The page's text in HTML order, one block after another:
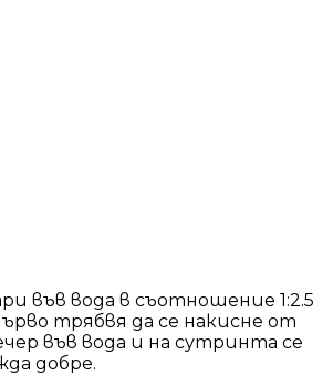
във вода в съотношение 1:2.5
трябвя да се накисне от
във вода и на сутринта се
добре.